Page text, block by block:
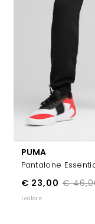
PUMA
Pantalone
€
€ 23,00
1 colore